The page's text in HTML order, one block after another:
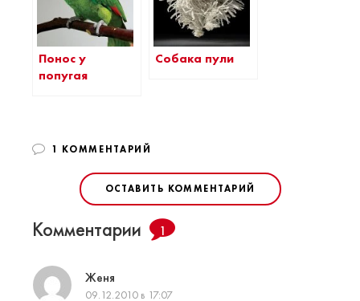
Понос у
попугая
Собака пули
1 КОММЕНТАРИЙ
ОСТАВИТЬ КОММЕНТАРИЙ
Комментарии 1
Женя
09.12.2010 в 17:07